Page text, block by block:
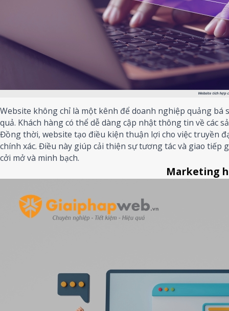
Website tích hợp
Website không chỉ là một kênh để doanh nghiệp quảng
quả. Khách hàng có thể dễ dàng cập nhật thông tin về các
Đồng thời, website tạo điều kiện thuận lợi cho việc truyền
chính xác. Điều này giúp cải thiện sự tương tác và giao
cởi mở và minh bạch.
Marketing